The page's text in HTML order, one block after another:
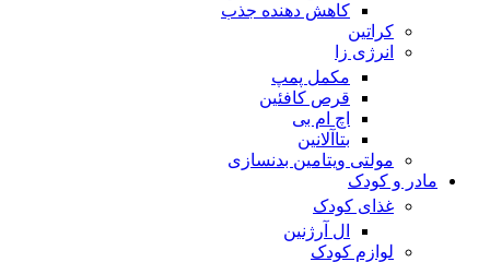
کاهش دهنده جذب
کراتین
انرژی زا
مکمل پمپ
قرص کافئین
اچ ام بی
بتاآلانین
مولتی ویتامین بدنسازی
مادر و کودک
غذای کودک
ال آرژنین
لوازم کودک